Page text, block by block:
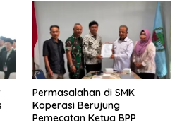
Permasalahan di SMK
Koperasi Berujung
Pemecatan Ketua BPP